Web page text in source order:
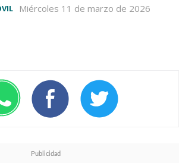
Miércoles 11 de marzo de 2026